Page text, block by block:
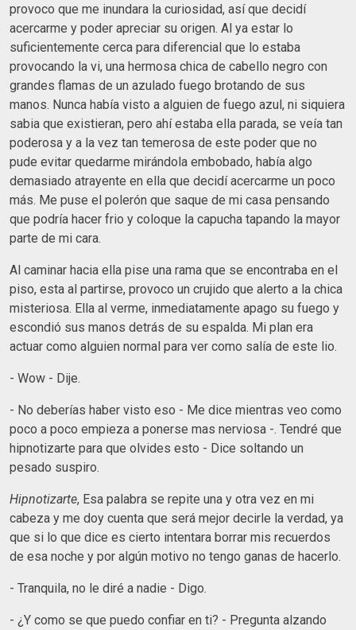
provoco que me inundara la curiosidad, así que decidí
acercarme y poder apreciar su origen. Al ya estar lo
suficientemente cerca para diferencial que lo estaba
provocando la vi, una hermosa chica de cabello negro con
grandes flamas de un azulado fuego brotando de sus
manos. Nunca había visto a alguien de fuego azul, ni siquiera
sabia que existieran, pero ahí estaba ella parada, se veía tan
poderosa y a la vez tan temerosa de este poder que no
pude evitar quedarme mirándola embobado, había algo
demasiado atrayente en ella que decidí acercarme un poco
más. Me puse el polerón que saque de mi casa pensando
que podría hacer frio y coloque la capucha tapando la mayor
parte de mi cara.
Al caminar hacia ella pise una rama que se encontraba en el
piso, esta al partirse, provoco un crujido que alerto a la chica
misteriosa. Ella al verme, inmediatamente apago su fuego y
escondió sus manos detrás de su espalda. Mi plan era
actuar como alguien normal para ver como salía de este lio.
- Wow - Dije.
- No deberías haber visto eso - Me dice mientras veo como
poco a poco empieza a ponerse mas nerviosa -. Tendré que
hipnotizarte para que olvides esto - Dice soltando un
pesado suspiro.
Hipnotizarte, Esa palabra se repite una y otra vez en mi
cabeza y me doy cuenta que será mejor decirle la verdad, ya
que si lo que dice es cierto intentara borrar mis recuerdos
de esa noche y por algún motivo no tengo ganas de hacerlo.
- Tranquila, no le diré a nadie - Digo.
- ¿Y como se que puedo confiar en ti? - Pregunta alzando